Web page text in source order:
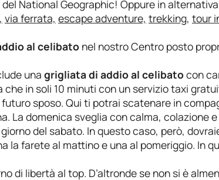
National Geographic! Oppure in
via ferrata, escape adventure, trekking, tour
al celibato nel nostro Centro posto
una grigliata di addio al celibatocon
in soli 10 minuti con un servizio taxi
sposo. Qui ti potrai scatenare in
La domenica sveglia con calma, colazione
del sabato. In questo caso, però,
la farete al mattino e una al pomeriggio. In
di libertà al top. D’altronde se non si è